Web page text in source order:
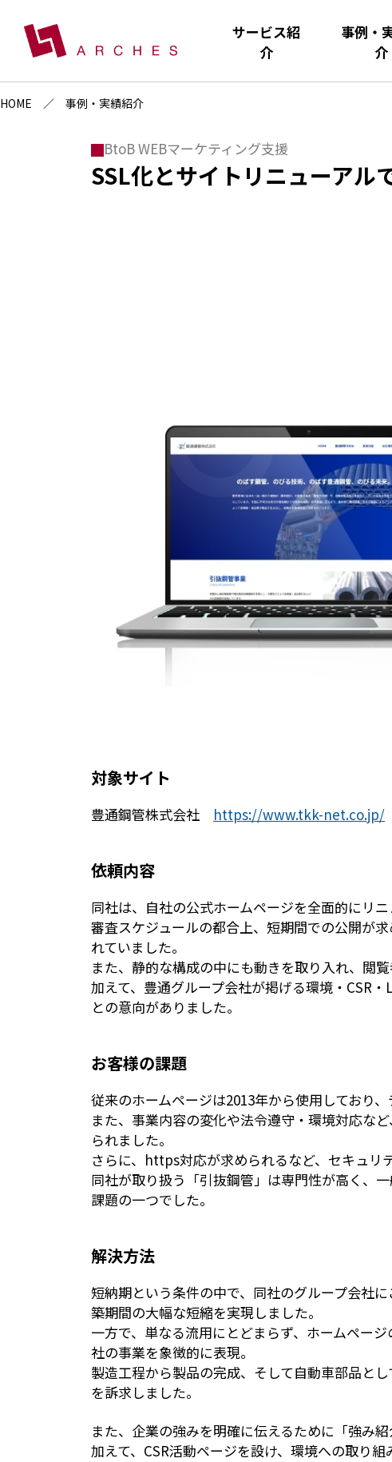
サービス紹
介
事例・
介
HOME 事例・実績紹介
BtoB WEBマーケティング支援
SSL化とサイトリニューアル
対象サイト
豊通鋼管株式会社 https://www.tkk-net.co.jp/
依頼内容
同社は、自社の公式ホームページを全面的にリ
審査スケジュールの都合上、短期間での公開が
れていました。
また、静的な構成の中にも動きを取り入れ、閲
加えて、豊通グループ会社が掲げる環境・CSR
との意向がありました。
お客様の課題
従来のホームページは2013年から使用しており
また、事業内容の変化や法令遵守・環境対応な
られました。
さらに、https対応が求められるなど、セキュリ
同社が取り扱う「引抜鋼管」は専門性が高く、
課題の一つでした。
解決方法
短納期という条件の中で、同社のグループ会社
築期間の大幅な短縮を実現しました。
一方で、単なる流用にとどまらず、ホームペー
社の事業を象徴的に表現。
製造工程から製品の完成、そして自動車部品と
を訴求しました。
また、企業の強みを明確に伝えるために「強み
加えて、CSR活動ページを設け、環境への取り